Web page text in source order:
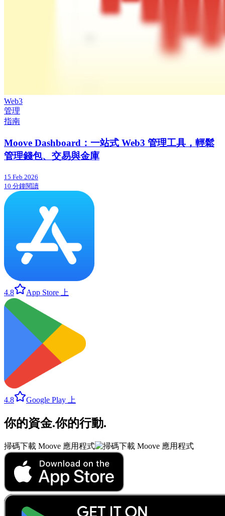
Web3
管理
指南
Moove Dashboard：一站式 Web3 管理工具，輕鬆
管理錢包、交易與金庫
15 Feb 2026
10 分鐘閱讀
4.8 App Store 上
4.8 Google Play 上
你的資金.你的行動.
掃碼下載 Moove 應用程式